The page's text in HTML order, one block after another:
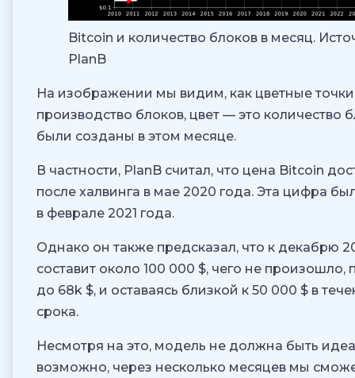
Bitcoin и количество блоков в месяц.
PlanB
На изображении мы видим, как цветные
производство блоков, цвет — это количество
были созданы в этом месяце.
В частности, PlanB считал, что цена Bitcoin
после халвинга в мае 2020 года. Эта цифра
в феврале 2021 года.
Однако он также предсказал, что к декабрю
составит около 100 000 $, чего не произошло,
до 68k $, и оставаясь близкой к 50 000 $ в
срока.
Несмотря на это, модель не должна быть
возможно, через несколько месяцев мы